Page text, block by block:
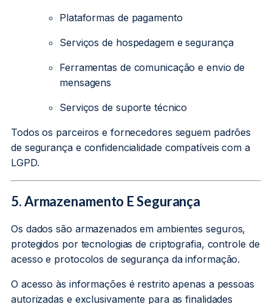
Plataformas de pagamento
Serviços de hospedagem e segurança
Ferramentas de comunicação e envio de
mensagens
Serviços de suporte técnico
Todos os parceiros e fornecedores seguem padrões
de segurança e confidencialidade compatíveis com a
LGPD.
5. Armazenamento E Segurança
Os dados são armazenados em ambientes seguros,
protegidos por tecnologias de criptografia, controle de
acesso e protocolos de segurança da informação.
O acesso às informações é restrito apenas a pessoas
autorizadas e exclusivamente para as finalidades